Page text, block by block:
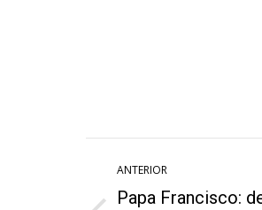
de
ANTERIOR
Papa Francisco: